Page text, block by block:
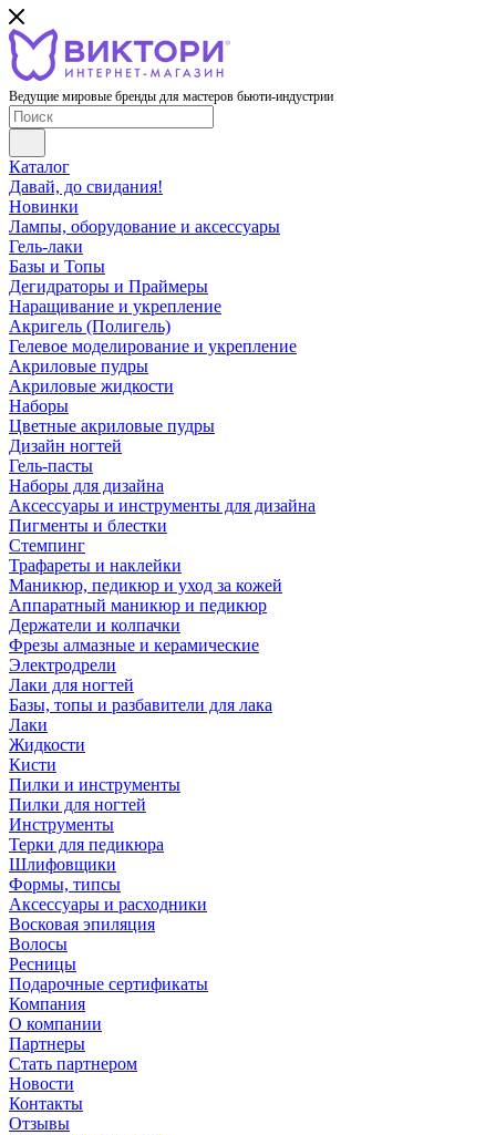
Ведущие мировые бренды для мастеров бьюти-индустрии
Каталог
Давай, до свидания!
Новинки
Лампы, оборудование и аксессуары
Гель-лаки
Базы и Топы
Дегидраторы и Праймеры
Наращивание и укрепление
Акригель (Полигель)
Гелевое моделирование и укрепление
Акриловые пудры
Акриловые жидкости
Наборы
Цветные акриловые пудры
Дизайн ногтей
Гель-пасты
Наборы для дизайна
Аксессуары и инструменты для дизайна
Пигменты и блестки
Стемпинг
Трафареты и наклейки
Маникюр, педикюр и уход за кожей
Аппаратный маникюр и педикюр
Держатели и колпачки
Фрезы алмазные и керамические
Электродрели
Лаки для ногтей
Базы, топы и разбавители для лака
Лаки
Жидкости
Кисти
Пилки и инструменты
Пилки для ногтей
Инструменты
Терки для педикюра
Шлифовщики
Формы, типсы
Аксессуары и расходники
Восковая эпиляция
Волосы
Ресницы
Подарочные сертификаты
Компания
О компании
Партнеры
Стать партнером
Новости
Контакты
Отзывы